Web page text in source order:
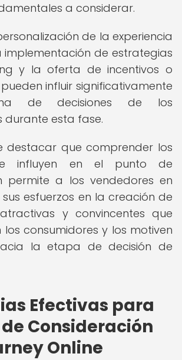
a considerar.
de la experiencia
implementación de estrategias
y la oferta de incentivos o
influir significativamente
de decisiones de los
durante esta fase.
destacar que comprender los
influyen en el punto de
permite a los vendedores en
esfuerzos en la creación de
y convincentes que
consumidores y los motiven
la etapa de decisión de
Efectivas para
Consideración
Online